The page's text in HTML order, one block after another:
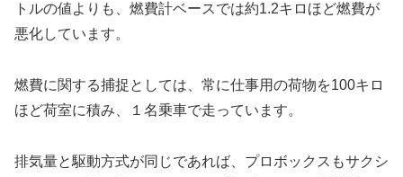
トルの値よりも、燃費計ベースでは約1.2キロほど燃費が
悪化しています。
燃費に関する捕捉としては、常に仕事用の荷物を100キロ
ほど荷室に積み、１名乗車で走っています。
排気量と駆動方式が同じであれば、プロボックスもサクシ